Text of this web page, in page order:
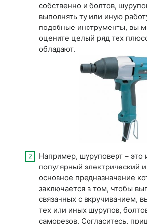
собственно и болтов,
выполнять ту или иную
подобные инструменты, вы
оцените целый ряд тех
обладают.
Например, шуруповерт – это
популярный электрический
основное предназначение
заключается в том, чтобы
связанных с вкручиванием,
тех или иных шурупов,
саморезов. Согласитесь,